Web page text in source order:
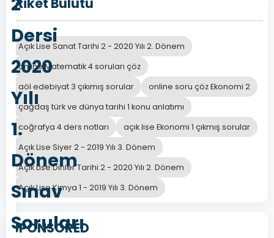
Dersi
2020
Yılı
1.
Dönem
Sınav
Soruları
Açık Lise Sanat Tarihi 2 - 2020 Yılı 2. Dönem
online Matematik 4 soruları çöz
aöl edebiyat 3 çıkımış sorular
online soru çöz Ekonomi 2
çağdaş türk ve dünya tarihi 1 konu anlatımı
coğrafya 4 ders notları
açık lise Ekonomi 1 çıkmış sorular
Açık Lise Siyer 2 - 2019 Yılı 3. Dönem
Açık Lise Dinler Tarihi 2 - 2020 Yılı 2. Dönem
Açık Lise Kimya 1 - 2019 Yılı 3. Dönem
SPONSORED